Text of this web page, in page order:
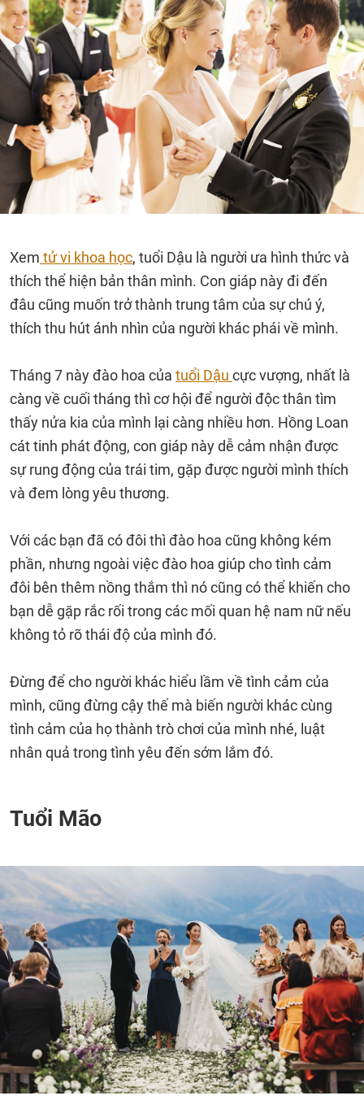
Xem tử vi khoa học, tuổi Dậu là người ưa hình thức và
thích thể hiện bản thân mình. Con giáp này đi đến
đâu cũng muốn trở thành trung tâm của sự chú ý,
thích thu hút ánh nhìn của người khác phái về mình.
Tháng 7 này đào hoa của tuổi Dậu cực vượng, nhất là
càng về cuối tháng thì cơ hội để người độc thân tìm
thấy nửa kia của mình lại càng nhiều hơn. Hồng Loan
cát tinh phát động, con giáp này dễ cảm nhận được
sự rung động của trái tim, gặp được người mình thích
và đem lòng yêu thương.
Với các bạn đã có đôi thì đào hoa cũng không kém
phần, nhưng ngoài việc đào hoa giúp cho tình cảm
đôi bên thêm nồng thắm thì nó cũng có thể khiến cho
bạn dễ gặp rắc rối trong các mối quan hệ nam nữ nếu
không tỏ rõ thái độ của mình đó.
Đừng để cho người khác hiểu lầm về tình cảm của
mình, cũng đừng cậy thế mà biến người khác cùng
tình cảm của họ thành trò chơi của mình nhé, luật
nhân quả trong tình yêu đến sớm lắm đó.
Tuổi Mão